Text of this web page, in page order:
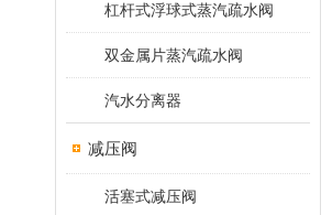
杠杆式浮球式蒸汽疏水阀
双金属片蒸汽疏水阀
汽水分离器
减压阀
活塞式减压阀